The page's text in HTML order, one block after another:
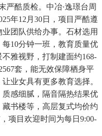
严酷质检。中冶·逸璟台周
年12月30日，项目严酷遵
团队供给办事。石材选用
10分钟一班，教育质量优
雅视野，打制建面约168-
套，能无效保障栖身平
业女具有更多教育选择。
感细腻，隔音隔热结果优
书楼等，高层复式均价约
项目欢迎时间为每日9:00-